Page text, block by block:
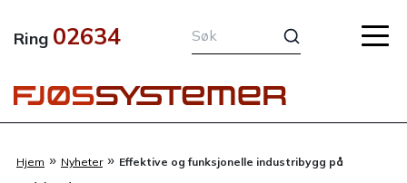
rett
innholdet
Ring 02634
Hjem » Nyheter» Effektive og funksjonelle industribygg på